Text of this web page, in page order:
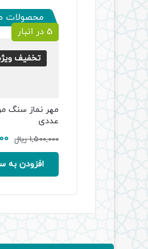
محصولات
تخفیف
5 در انبار
عددی
1,500,000 ریال
افزودن به